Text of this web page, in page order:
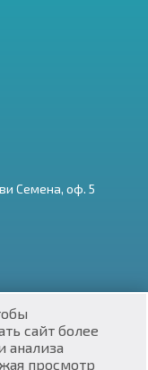
Семена, оф. 5
сайт более
анализа
просмотр